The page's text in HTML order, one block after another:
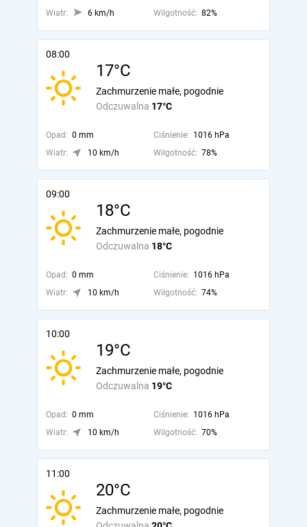
Wiatr: 6 km/h Wilgotność: 82%
08:00
17°C
Odczuwalna 17°C
Zachmurzenie małe, pogodnie
Opad: 0 mm Ciśnienie: 1016 hPa
Wiatr:
10 km/h Wilgotność: 78%
09:00
18°C
Odczuwalna 18°C
Zachmurzenie małe, pogodnie
Opad: 0 mm Ciśnienie: 1016 hPa
Wiatr:
10 km/h Wilgotność: 74%
10:00
19°C
Odczuwalna 19°C
Zachmurzenie małe, pogodnie
Opad: 0 mm Ciśnienie: 1016 hPa
Wiatr:
10 km/h Wilgotność: 70%
11:00
20°C
Zachmurzenie małe, pogodnie